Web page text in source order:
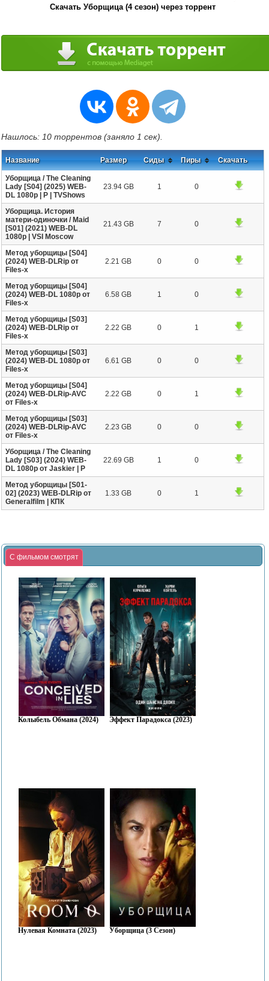
Скачать Уборщица (4 сезон) через торрент
Нашлось: 10 торрентов (заняло 1 сек).
Название Размер Сиды Пиры Скачать
Уборщица / The Cleaning
Lady [S04] (2025) WEB-
DL 1080p | P | TVShows
23.94 GB 1 0
Уборщица. История
матери-одиночки / Maid
[S01] (2021) WEB-DL
1080p | VSI Moscow
21.43 GB 7 0
Метод уборщицы [S04]
(2024) WEB-DLRip от
Files-x
2.21 GB 0 0
Метод уборщицы [S04]
(2024) WEB-DL 1080p от
Files-x
6.58 GB 1 0
Метод уборщицы [S03]
(2024) WEB-DLRip от
Files-x
2.22 GB 0 1
Метод уборщицы [S03]
(2024) WEB-DL 1080p от
Files-x
6.61 GB 0 0
Метод уборщицы [S04]
(2024) WEB-DLRip-AVC
от Files-х
2.22 GB 0 1
Метод уборщицы [S03]
(2024) WEB-DLRip-AVC
от Files-х
2.23 GB 0 0
Уборщица / The Cleaning
Lady [S03] (2024) WEB-
DL 1080p от Jaskier | P
22.69 GB 1 0
Метод уборщицы [S01-
02] (2023) WEB-DLRip от
Generalfilm | КПК
1.33 GB 0 1
С фильмом смотрят
Колыбель Обмана (2024) Эффект Парадокса (2023)
Нулевая Комната (2023) Уборщица (3 Сезон)